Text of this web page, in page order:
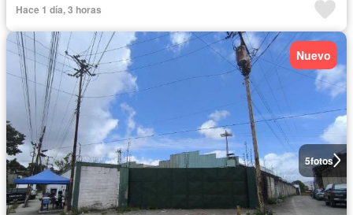
Hace 1 día, 3 horas
5fotos
Nuevo